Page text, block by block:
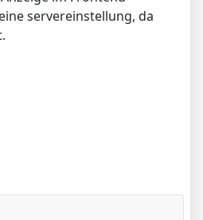
servereinstellung, da